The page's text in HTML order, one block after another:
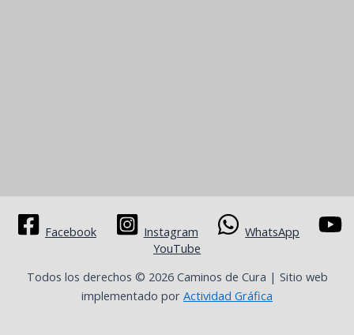
Facebook Instagram
WhatsApp
YouTube
Todos los derechos © 2026 Caminos de Cura | Sitio web
implementado por Actividad Gráfica